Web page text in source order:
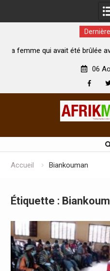
avec son bébé par
06
Accueil Biankouman
Étiquette :